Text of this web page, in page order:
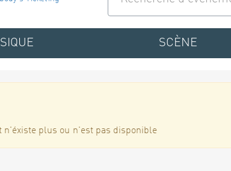
SCÈNE
n'éxiste plus ou n'est pas disponible